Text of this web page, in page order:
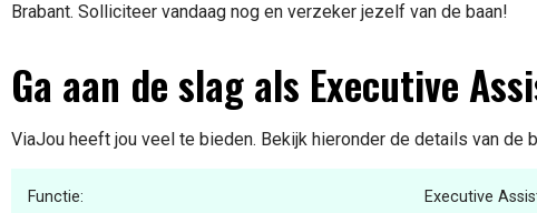
Brabant. Solliciteer vandaag nog en verzeker jezelf van de baan!
Ga aan de slag als Executive
ViaJou heeft jou veel te bieden. Bekijk hieronder de details van de
Functie: Executive